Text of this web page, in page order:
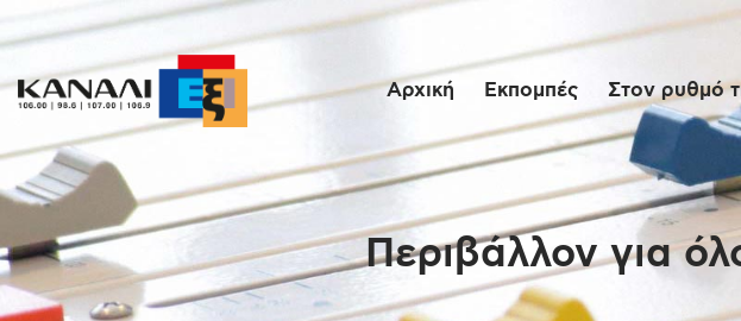
Αρχική Εκπομπές Στον ρυθμό
Περιβάλλον για
Αρχική
Εκπομπές
Στον
μέρας
Ένθετα